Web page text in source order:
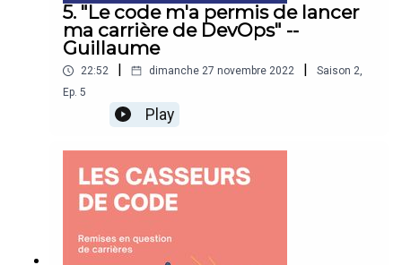
5. "Le code m'a permis de lancer
ma carrière de DevOps" --
Guillaume
22:52 | dimanche 27 novembre 2022 | Saison 2,
Ep. 5
Play